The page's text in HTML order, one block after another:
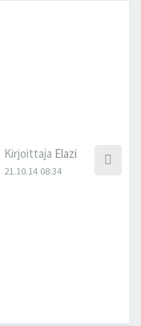
Kirjoittaja Elazi
21.10.14 08:34